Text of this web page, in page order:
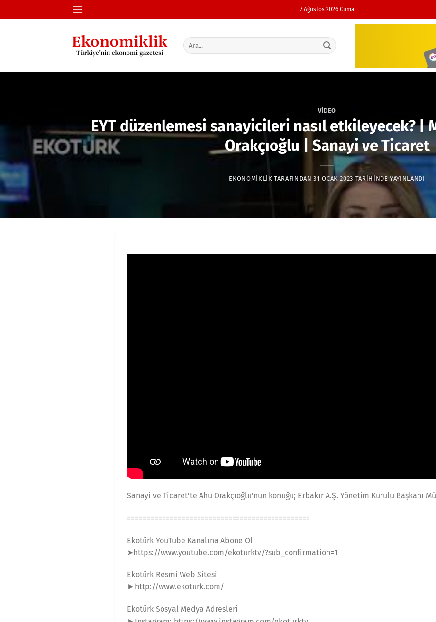
atla
7 Ağustos 2026 Cuma
VIDEO
EYT düzenlemesi sanayicileri nasıl etkileyecek? |
Orakçıoğlu | Sanayi ve Ticaret
EKONOMIKLIK TARAFINDAN 31 OCAK 2023 TARIHINDE YAYINLANDI
Sanayi ve Ticaret’te Ahu Orakçıoğlu’nun konuğu; Erbakır A.Ş. Yönetim Kurulu Başkanı
===============================================
Ekotürk YouTube Kanalına Abone Ol
➤https://www.youtube.com/ekoturktv/?sub_confirmation=1
Ekotürk Resmi Web Sitesi
►http://www.ekoturk.com/
Ekotürk Sosyal Medya Adresleri